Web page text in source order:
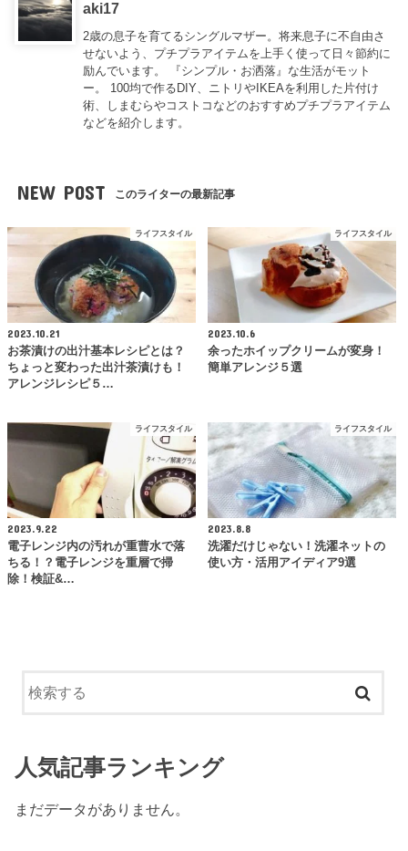
aki17
2歳の息子を育てるシングルマザー。将来息子に不自由さ
せないよう、プチプラアイテムを上手く使って日々節約に
励んでいます。 『シンプル・お洒落』な生活がモット
ー。 100均で作るDIY、ニトリやIKEAを利用した片付け
術、しまむらやコストコなどのおすすめプチプラアイテム
などを紹介します。
NEW POST このライターの最新記事
ライフスタイル
2023.10.21
お茶漬けの出汁基本レシピとは？
ちょっと変わった出汁茶漬けも！
アレンジレシピ５…
ライフスタイル
2023.10.6
余ったホイップクリームが変身！
簡単アレンジ５選
ライフスタイル
2023.9.22
電子レンジ内の汚れが重曹水で落
ちる！？電子レンジを重層で掃
除！検証&…
ライフスタイル
2023.8.8
洗濯だけじゃない！洗濯ネットの
使い方・活用アイディア9選
人気記事ランキング
まだデータがありません。